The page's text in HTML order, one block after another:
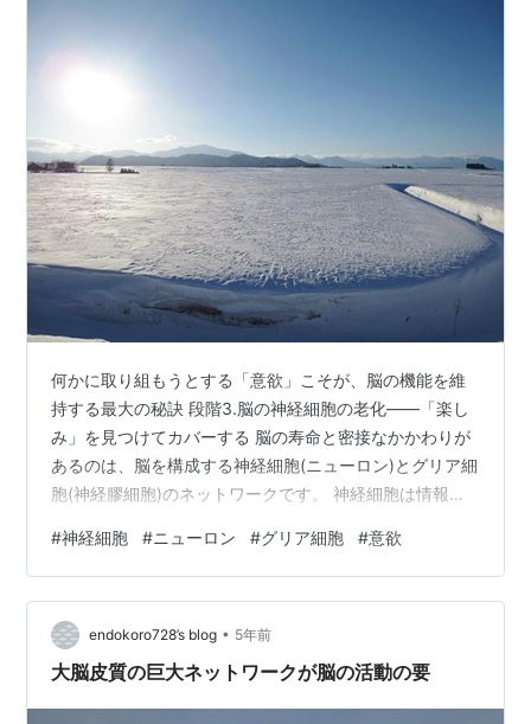
何かに取り組もうとする「意欲」こそが、脳の機能を維
持する最大の秘訣 段階3.脳の神経細胞の老化――「楽し
み」を見つけてカバーする 脳の寿命と密接なかかわりが
あるのは、脳を構成する神経細胞(ニューロン)とグリア細
胞(神経膠細胞)のネットワークです。 神経細胞は情報処
えたり老廃物を排除するのが役目です。 ニューロンと血
管を繋ぐ役割も担っています。 神経細胞の老化には、い
くつかパターンがあります。 まず、数が減っていく老化
です。 加齢に伴い、神経細胞一つひとつの働きは低下し
ますが、全体の数も減ってしまうのです。 その数は、ま
#神経細胞 #ニューロン #グリア細胞 #意欲
endokoro728’s blog • 5年前
大脳皮質の巨大ネットワークが脳の活動の要